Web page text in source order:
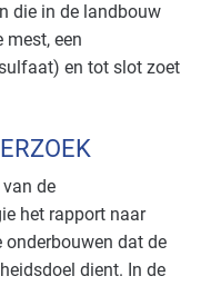
die in de landbouw
een
en tot slot zoet
de
het rapport naar
onderbouwen dat de
dient. In de